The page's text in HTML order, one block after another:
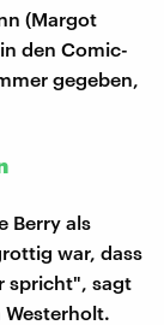
(Margot
den Comic-
gegeben,
Berry als
war, dass
spricht", sagt